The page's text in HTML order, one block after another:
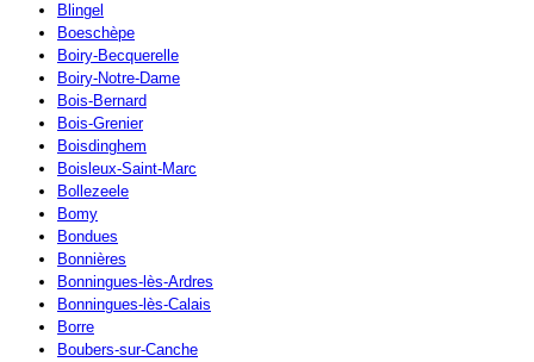
Blingel
Boeschèpe
Boiry-Becquerelle
Boiry-Notre-Dame
Bois-Bernard
Bois-Grenier
Boisdinghem
Boisleux-Saint-Marc
Bollezeele
Bomy
Bondues
Bonnières
Bonningues-lès-Ardres
Bonningues-lès-Calais
Borre
Boubers-sur-Canche